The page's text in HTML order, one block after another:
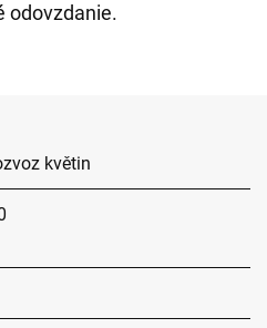
odovzdanie.
květin